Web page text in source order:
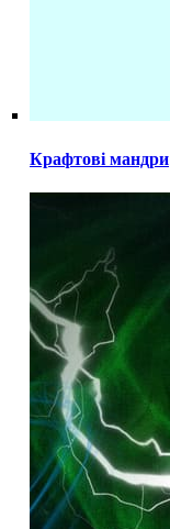
Крафтові мандри